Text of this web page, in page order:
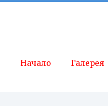
Начало Галерея